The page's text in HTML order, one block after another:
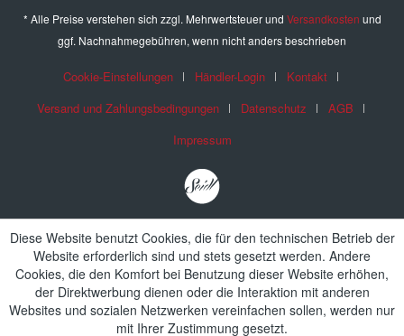
* Alle Preise verstehen sich zzgl. Mehrwertsteuer und Versandkosten und
ggf. Nachnahmegebühren, wenn nicht anders beschrieben
Cookie-Einstellungen Händler-Login
Kontakt
Versand und Zahlungsbedingungen
Datenschutz
AGB
Impressum
Diese Website benutzt Cookies, die für den technischen Betrieb der
Website erforderlich sind und stets gesetzt werden. Andere
Cookies, die den Komfort bei Benutzung dieser Website erhöhen,
der Direktwerbung dienen oder die Interaktion mit anderen
Websites und sozialen Netzwerken vereinfachen sollen, werden nur
mit Ihrer Zustimmung gesetzt.